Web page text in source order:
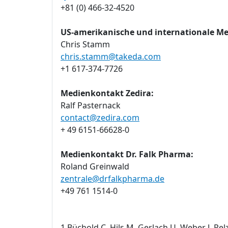
+81 (0) 466-32-4520
US-amerikanische und internationale
Chris Stamm
chris.stamm@takeda.com
+1 617-374-7726
Medienkontakt Zedira:
Ralf Pasternack
contact@zedira.com
+ 49 6151-66628-0
Medienkontakt Dr. Falk Pharma:
Roland Greinwald
zentrale@drfalkpharma.de
+49 761 1514-0